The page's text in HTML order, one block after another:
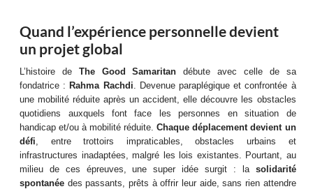
Quand l’expérience personnelle devient
un projet global
L’histoire de The Good Samaritan débute avec celle de sa
fondatrice : Rahma Rachdi. Devenue paraplégique et confrontée à
une mobilité réduite après un accident, elle découvre les obstacles
quotidiens auxquels font face les personnes en situation de
handicap et/ou à mobilité réduite.Chaque déplacement devient un
défi, entre trottoirs impraticables, obstacles urbains et
infrastructures inadaptées, malgré les lois existantes. Pourtant, au
milieu de ces épreuves, une super idée surgit : la solidarité
spontanée des passants, prêts à offrir leur aide, sans rien attendre